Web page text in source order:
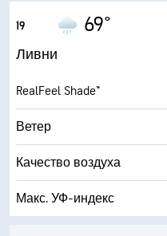
Влажность
Точка росы
AccuLumen Brightness Index™
Облачность
Видимость
19 69°
Ливни
RealFeel Shade™
Ветер
Качество воздуха
Макс. УФ-индекс